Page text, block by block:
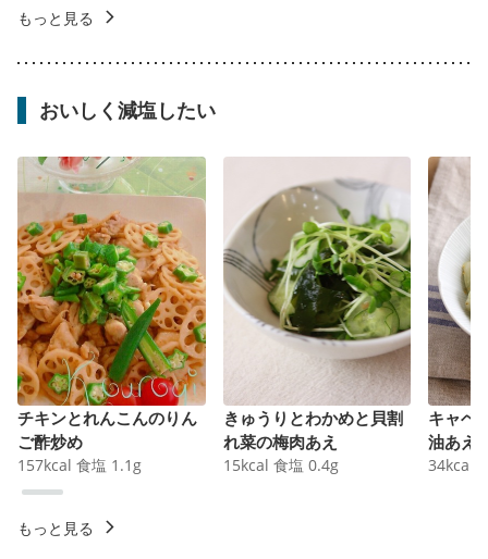
もっと見る
おいしく減塩したい
チキンとれんこんのりん
ご酢炒め
157kcal 食塩 1.1 g
きゅうりとわかめと貝割
れ菜の梅肉あえ
15kcal 食塩 0.4g
キャベ
油あえ
34kcal
もっと見る